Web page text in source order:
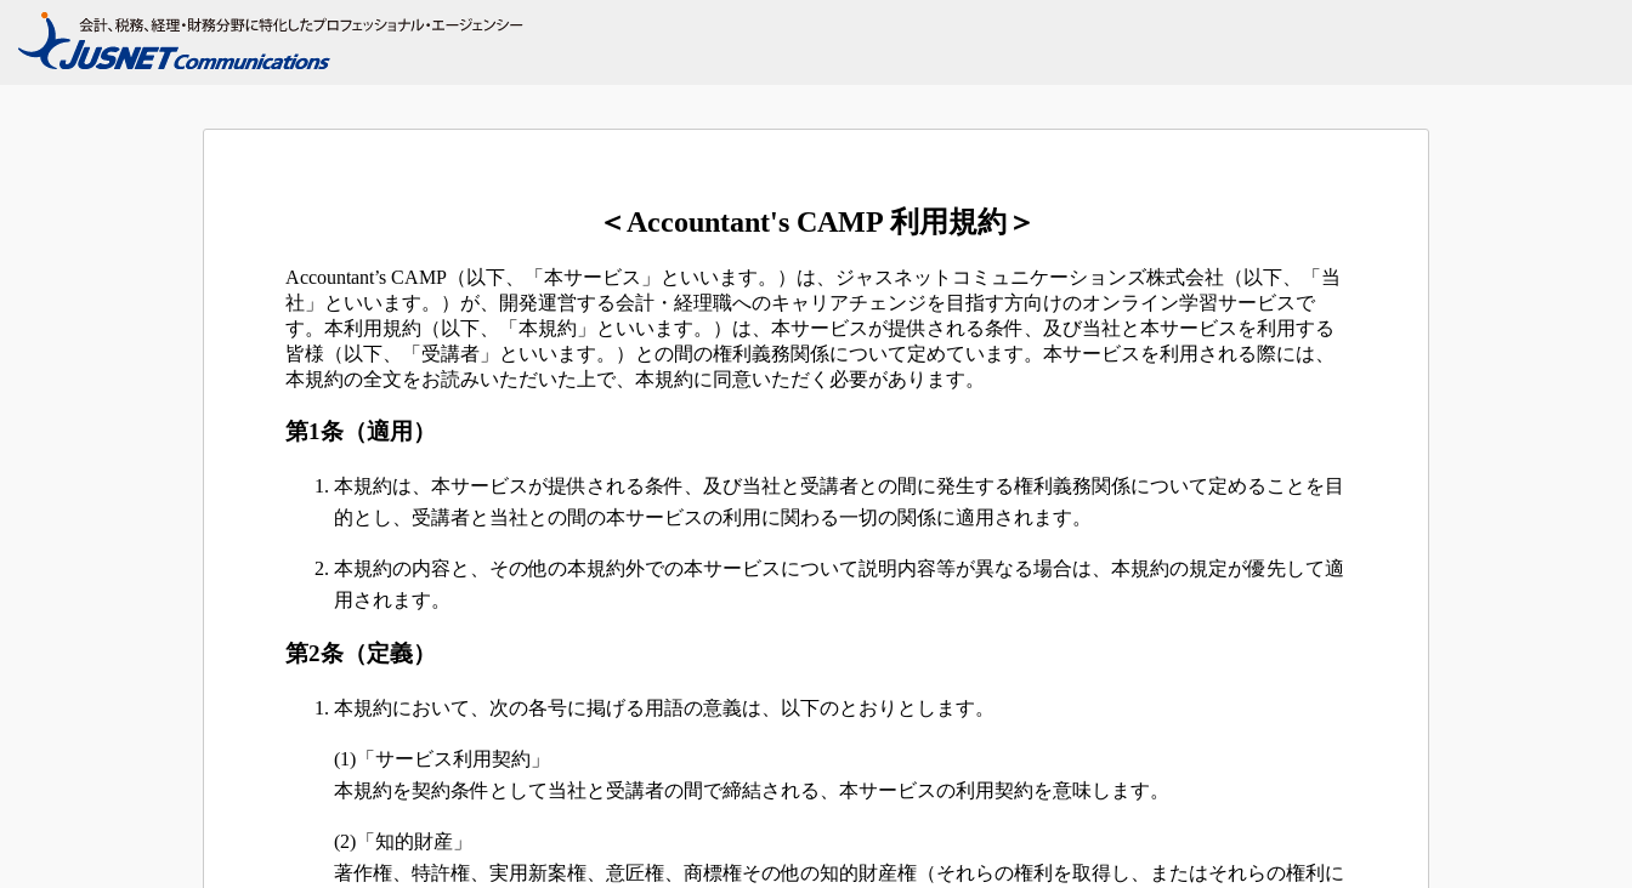
＜Accountant's CAMP 利用規約＞
Accountant’s CAMP（以下、「本サービス」といいます。）は、ジャスネットコミュニケーションズ株式会社（以下、「当
社」といいます。）が、開発運営する会計・経理職へのキャリアチェンジを目指す方向けのオンライン学習サービスで
す。本利用規約（以下、「本規約」といいます。）は、本サービスが提供される条件、及び当社と本サービスを利用する
皆様（以下、「受講者」といいます。）との間の権利義務関係について定めています。本サービスを利用される際には、
本規約の全文をお読みいただいた上で、本規約に同意いただく必要があります。
第1条（適用）
本規約は、本サービスが提供される条件、及び当社と受講者との間に発生する権利義務関係について定めることを目
的とし、受講者と当社との間の本サービスの利用に関わる一切の関係に適用されます。
本規約の内容と、その他の本規約外での本サービスについて説明内容等が異なる場合は、本規約の規定が優先して適
用されます。
第2条（定義）
本規約において、次の各号に掲げる用語の意義は、以下のとおりとします。
(1)「サービス利用契約」
本規約を契約条件として当社と受講者の間で締結される、本サービスの利用契約を意味します。
(2)「知的財産」
著作権、特許権、実用新案権、意匠権、商標権その他の知的財産権（それらの権利を取得し、またはそれらの権利に